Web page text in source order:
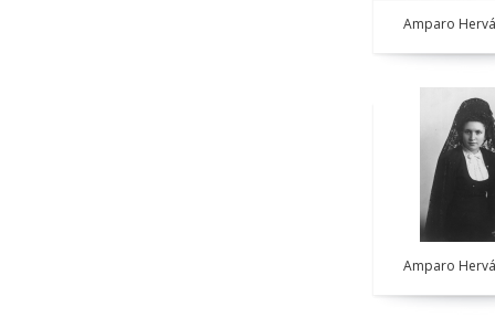
Amparo
Amparo